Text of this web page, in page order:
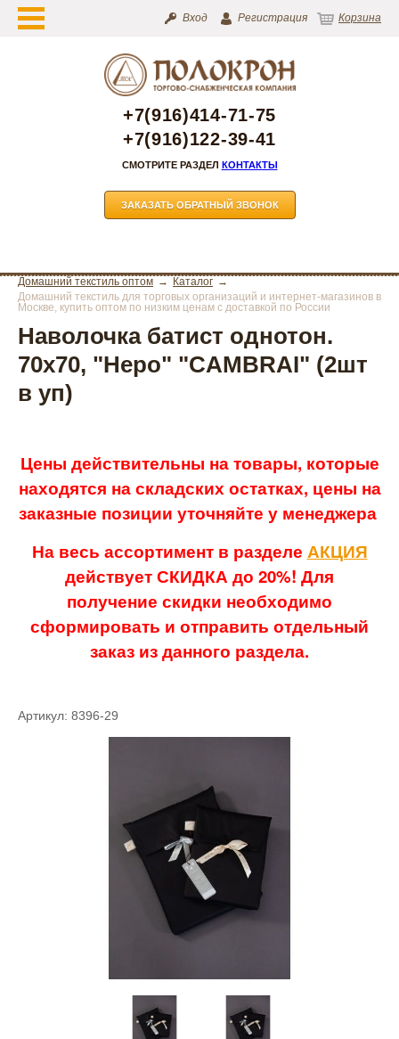
Вход Регистрация Корзина
+7(916)414-71-75
+7(916)122-39-41
СМОТРИТЕ РАЗДЕЛ КОНТАКТЫ
ЗАКАЗАТЬ ОБРАТНЫЙ ЗВОНОК
Домашний текстиль оптом
Каталог
Домашний текстиль для торговых организаций и интернет-магазинов в
Москве, купить оптом по низким ценам с доставкой по России
Наволочка батист однотон.
70х70, "Неро" "CAMBRAI" (2шт
в уп)
Цены действительны на товары, которые
находятся на складских остатках, цены на
заказные позиции уточняйте у менеджера
На весь ассортимент в разделе АКЦИЯ
действует СКИДКА до 20%! Для
получение скидки необходимо
сформировать и отправить отдельный
заказ из данного раздела.
Артикул: 8396-29